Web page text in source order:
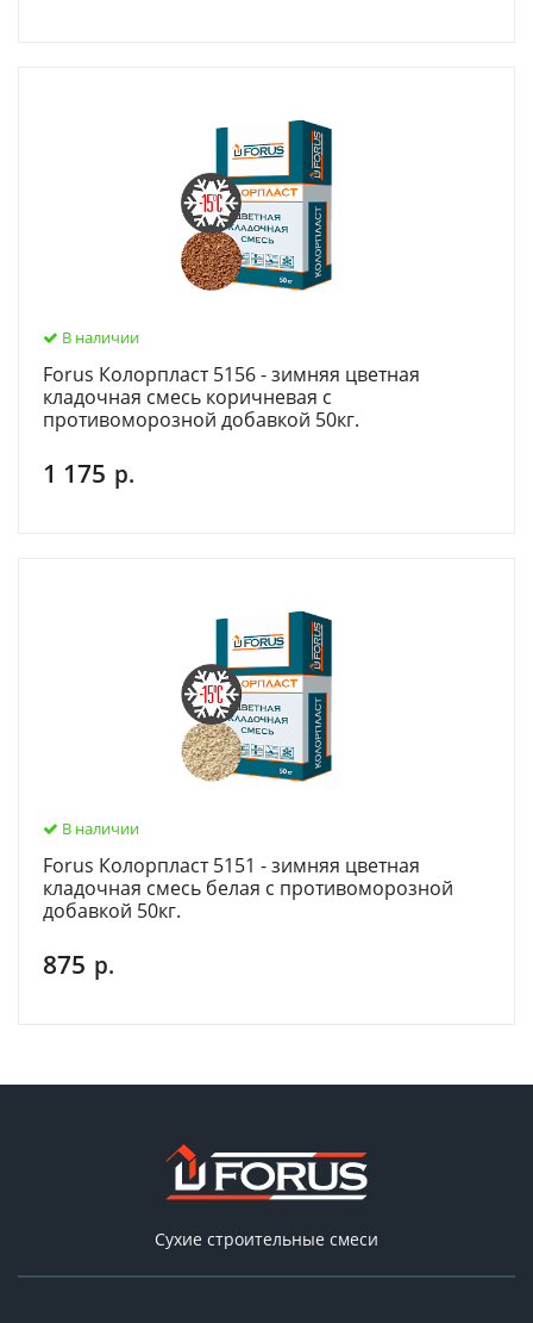
В наличии
Forus Колорпласт 5156 - зимняя цветная
кладочная смесь коричневая c
противоморозной добавкой 50кг.
1 175 р.
В наличии
Forus Колорпласт 5151 - зимняя цветная
кладочная смесь белая c противоморозной
добавкой 50кг.
875 р.
Сухие строительные смеси